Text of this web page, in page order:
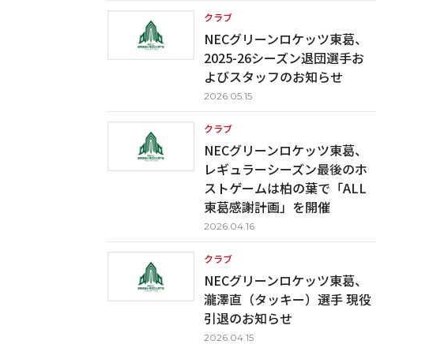
クラブ
NECグリーンロケッツ東葛、
2025-26シーズン退団選手お
よびスタッフのお知らせ
2026.05.15
クラブ
NECグリーンロケッツ東葛、
レギュラーシーズン最後のホ
ストゲームは柏の葉で「ALL
東葛感謝計画」を開催
2026.04.16
クラブ
NECグリーンロケッツ東葛、
瀧澤直（タッキー）選手 現役
引退のお知らせ
2026.04.15